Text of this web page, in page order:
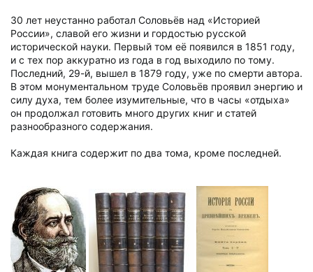
30 лет неустанно работал Соловьёв над «Историей
России», славой его жизни и гордостью русской
исторической науки. Первый том её появился в 1851 году,
и с тех пор аккуратно из года в год выходило по тому.
Последний, 29-й, вышел в 1879 году, уже по смерти автора.
В этом монументальном труде Соловьёв проявил энергию и
силу духа, тем более изумительные, что в часы «отдыха»
он продолжал готовить много других книг и статей
разнообразного содержания.
Каждая книга содержит по два тома, кроме последней.